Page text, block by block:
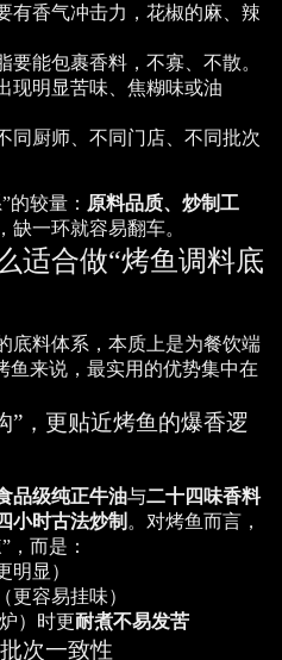
有香气冲击力，花椒的麻、辣
要能包裹香料，不寡、不散。
现明显苦味、焦糊味或油
同厨师、不同门店、不同批次
的较量： 原料品质、炒制工
，缺一环就容易翻车。
适合做“烤鱼调料底
底料体系，本质上是为餐饮端
鱼来说，最实用的优势集中在
”，更贴近烤鱼的爆香逻
品级纯正牛油与二十四味香料
小时古法炒制 。对烤鱼而言，
，而是：
明显）
（更容易挂味）
）时更耐煮不易发苦
次一致性